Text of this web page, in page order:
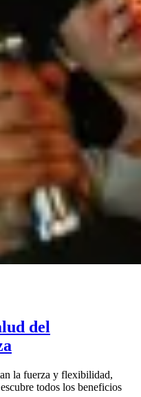
del
la fuerza y flexibilidad,
todos los beneficios